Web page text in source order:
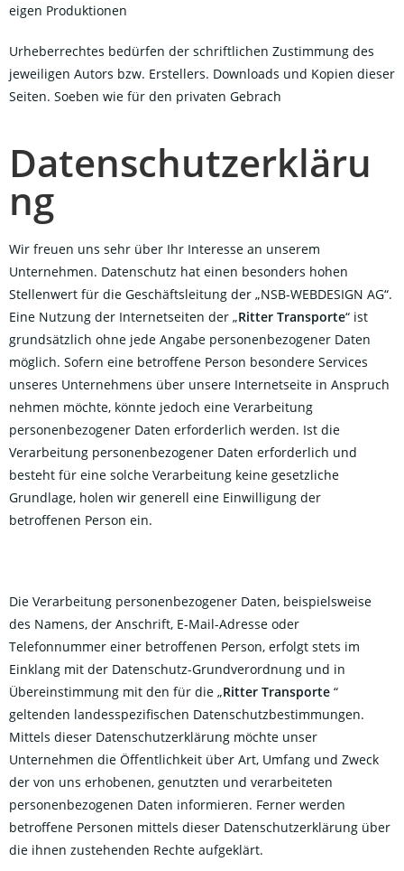
eigen Produktionen
Urheberrechtes bedürfen der schriftlichen Zustimmung des
jeweiligen Autors bzw. Erstellers. Downloads und Kopien dieser
Seiten. Soeben wie für den privaten Gebrach
Datenschutzerkläru
ng
Wir freuen uns sehr über Ihr Interesse an unserem
Unternehmen. Datenschutz hat einen besonders hohen
Stellenwert für die Geschäftsleitung der „NSB-WEBDESIGN AG“.
Eine Nutzung der Internetseiten der „Ritter Transporte“ ist
grundsätzlich ohne jede Angabe personenbezogener Daten
möglich. Sofern eine betroffene Person besondere Services
unseres Unternehmens über unsere Internetseite in Anspruch
nehmen möchte, könnte jedoch eine Verarbeitung
personenbezogener Daten erforderlich werden. Ist die
Verarbeitung personenbezogener Daten erforderlich und
besteht für eine solche Verarbeitung keine gesetzliche
Grundlage, holen wir generell eine Einwilligung der
betroffenen Person ein.
Die Verarbeitung personenbezogener Daten, beispielsweise
des Namens, der Anschrift, E-Mail-Adresse oder
Telefonnummer einer betroffenen Person, erfolgt stets im
Einklang mit der Datenschutz-Grundverordnung und in
Übereinstimmung mit den für die „Ritter Transporte “
geltenden landesspezifischen Datenschutzbestimmungen.
Mittels dieser Datenschutzerklärung möchte unser
Unternehmen die Öffentlichkeit über Art, Umfang und Zweck
der von uns erhobenen, genutzten und verarbeiteten
personenbezogenen Daten informieren. Ferner werden
betroffene Personen mittels dieser Datenschutzerklärung über
die ihnen zustehenden Rechte aufgeklärt.